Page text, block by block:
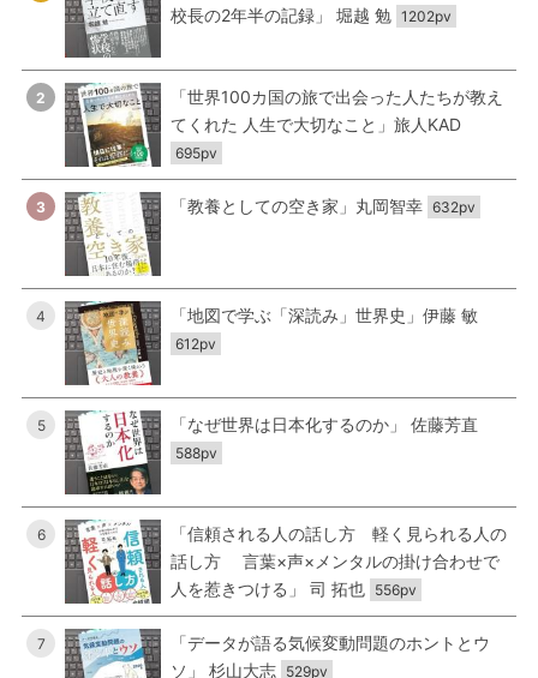
校長の2年半の記録」 堀越 勉 1202pv
2
「世界100カ国の旅で出会った人たちが教え
てくれた 人生で大切なこと」旅人KAD
695pv
3 「教養としての空き家」丸岡智幸 632pv
4 「地図で学ぶ「深読み」世界史」伊藤 敏
612pv
5 「なぜ世界は日本化するのか」 佐藤芳直
588pv
6
「信頼される人の話し方 軽く見られる人の
話し方 言葉×声×メンタルの掛け合わせで
人を惹きつける」 司 拓也 556pv
7
「データが語る気候変動問題のホントとウ
ソ」 杉山大志 529pv